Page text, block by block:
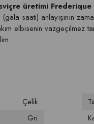
üretimi Frederique
saati) anlayışının
elbisenin vazgeçilmez
Çelik
Gri